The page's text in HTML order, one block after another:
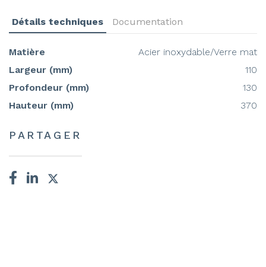
Détails techniques Documentation
Matière
Acier inoxydable/Verre mat
Largeur (mm)
110
Profondeur (mm)
130
Hauteur (mm)
370
PARTAGER